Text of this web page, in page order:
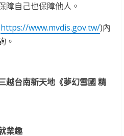
障自己也保障他人。
https://www.mvdis.gov.tw/)內
。
越台南新天地《夢幻雪國 精
業趣